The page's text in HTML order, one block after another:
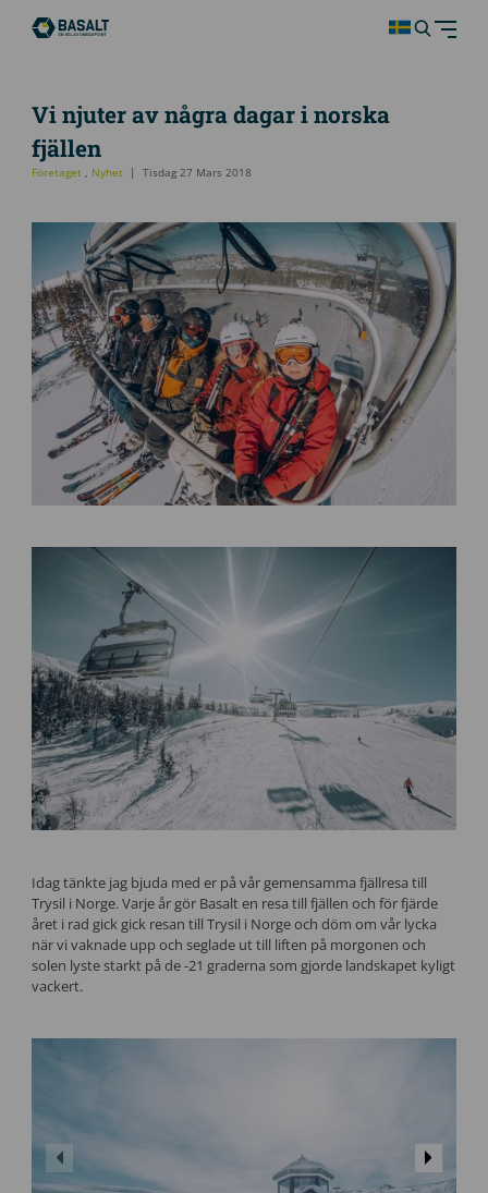
Vi njuter av några dagar i norska
fjällen
Företaget Nyhet Tisdag 27 Mars 2018
Idag tänkte jag bjuda med er på vår gemensamma fjällresa till
Trysil i Norge. Varje år gör Basalt en resa till fjällen och för fjärde
året i rad gick gick resan till Trysil i Norge och döm om vår lycka
när vi vaknade upp och seglade ut till liften på morgonen och
solen lyste starkt på de -21 graderna som gjorde landskapet kyligt
vackert.